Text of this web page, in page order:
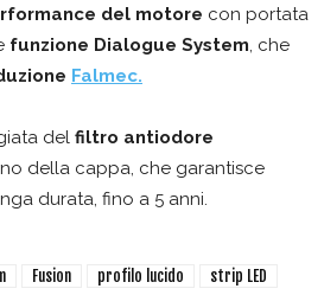
del motore con portata
funzione Dialogue System, che
Falmec.
del filtro antiodore
della cappa, che garantisce
durata, fino a 5 anni.
Fusion profilo lucido
strip LED